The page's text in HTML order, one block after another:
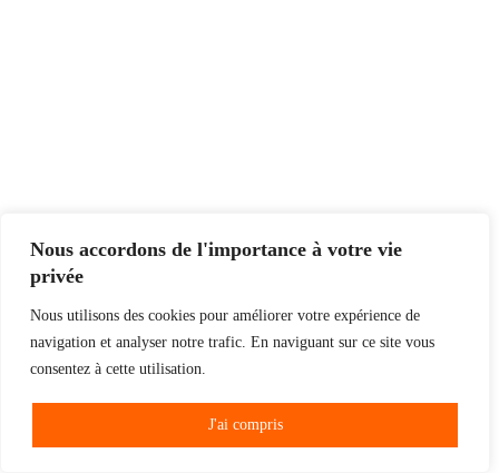
Nous accordons de l'importance à votre vie
privée
Nous utilisons des cookies pour améliorer votre expérience de
navigation et analyser notre trafic. En naviguant sur ce site vous
consentez à cette utilisation.
J'ai compris